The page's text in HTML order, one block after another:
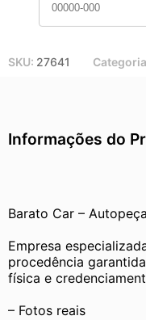
11x de R$ 8,22
SKU: 27641
Informações do
Barato Car –
Empresa
procedência
física e
– Fotos reais